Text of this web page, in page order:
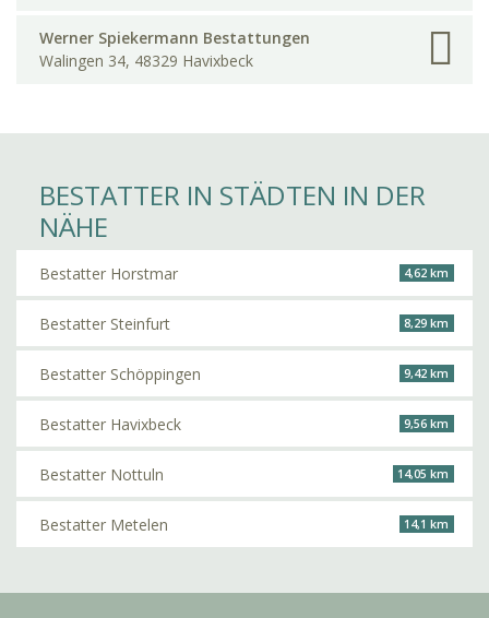
Werner Spiekermann Bestattungen
Walingen 34, 48329 Havixbeck
BESTATTER IN STÄDTEN IN DER
NÄHE
Bestatter Horstmar 4,62 km
Bestatter Steinfurt 8,29 km
Bestatter Schöppingen 9,42 km
Bestatter Havixbeck 9,56 km
Bestatter Nottuln 14,05 km
Bestatter Metelen 14,1 km